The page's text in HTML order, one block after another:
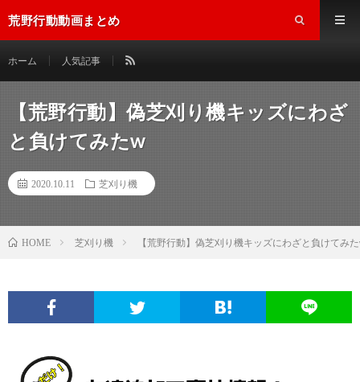
荒野行動動画まとめ
ホーム 人気記事
【荒野行動】偽芝刈り機キッズにわざ
と負けてみたw
2020.10.11 芝刈り機
HOME 芝刈り機 【荒野行動】偽芝刈り機キッズにわざと負けてみ